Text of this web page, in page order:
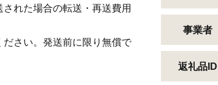
れた場合の転送・再送費用
さい。発送前に限り無償で
事業者
返礼品ID